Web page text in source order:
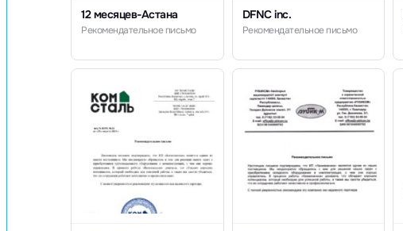
12 месяцев-Астана
Рекомендательное письмо
DFNC inc.
Рекомендательное письмо